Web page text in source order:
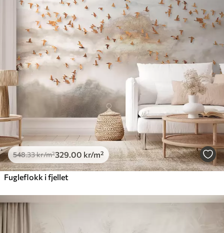
548.33kr/m²329 .00 kr/m²
Fugleflokk i fjellet